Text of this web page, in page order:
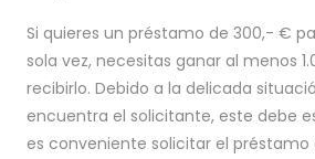
Si quieres un préstamo de 300,- €
sola vez, necesitas ganar al menos
recibirlo. Debido a la delicada
encuentra el solicitante, este debe
es conveniente solicitar el préstamo